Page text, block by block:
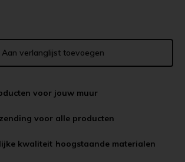
Aan verlanglijst toevoegen
voor jouw muur
voor alle producten
kwaliteit hoogstaande materialen